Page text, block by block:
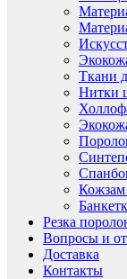
Ткани
Нитки
Кожзам
Резка
Вопросы и
Доставка
Контакты